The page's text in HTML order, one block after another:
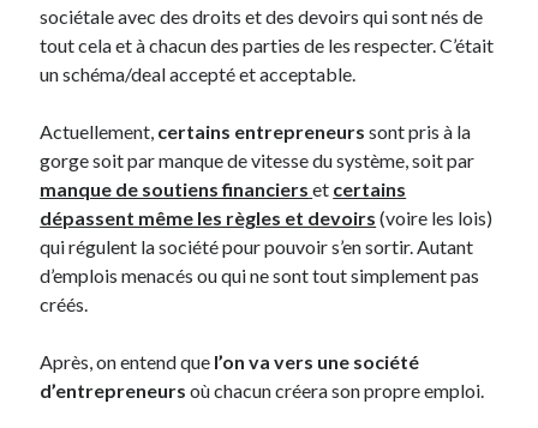
sociétale avec des droits et des devoirs qui sont nés de
tout cela et à chacun des parties de les respecter. C’était
un schéma/deal accepté et acceptable.
Actuellement, certains entrepreneurs sont pris à la
gorge soit par manque de vitesse du système, soit par
manque de soutiens financiers et certains
dépassent même les règles et devoirs (voire les lois)
qui régulent la société pour pouvoir s’en sortir. Autant
d’emplois menacés ou qui ne sont tout simplement pas
créés.
Après, on entend que l’on va vers une société
d’entrepreneurs où chacun créera son propre emploi.